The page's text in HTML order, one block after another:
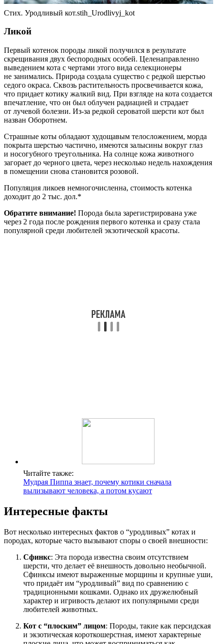
Стих. Уродливый кот.stih_Urodlivyj_kot
Ликой
Первый котенок породы ликой получился в результате
скрещивания двух беспородных особей. Целенаправленно
выведением кота с чертами этого вида селекционеры
не занимались. Природа создала существо с редкой шерстью
седого окраса. Сквозь растительность просвечивается кожа,
что придает котику жалкий вид. При взгляде на кота создается
впечатление, что он был облучен радиацией и страдает
от лучевой болезни. Из-за редкой сероватой шерсти кот был
назван Оборотнем.
Страшные коты обладают худощавым телосложением, морда
покрыта шерстью частично, имеются залысины вокруг глаз
и носогубного треугольника. На солнце кожа животного
загорает до черного цвета, через несколько недель нахождения
в помещении снова становится розовой.
Популяция ликоев немногочисленна, стоимость котенка
доходит до 2 тыс. дол.*
Обратите внимание! Порода была зарегистрирована уже
через 2 года после рождения первого котенка и сразу стала
популярной среди любителей экзотической красоты.
Читайте также:
Мудрая Пиппа знает, почему котики сначала
вылизывают человека, а потом кусают
Интересные факты
Вот несколько интересных фактов о “уродливых” котах и
породах, которые часто вызывают споры о своей внешности:
Сфинкс: Эта порода известна своим отсутствием
шерсти, что делает её внешность довольно необычной.
Сфинксы имеют выраженные морщины и крупные уши,
что придаёт им “уродливый” вид по сравнению с
традиционными кошками. Однако их дружелюбный
характер и игривость делают их популярными среди
любителей животных.
Кот с “плоским” лицом: Породы, такие как персидская
и экзотическая короткошерстная, имеют характерные